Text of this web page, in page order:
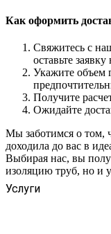
Как оформить
Свяжитесь с
оставьте заявку
Укажите объем
Получите
Ожидайте
Мы заботимся о том,
доходила до вас в
Выбирая нас, вы
изоляцию труб, но и
Услуги